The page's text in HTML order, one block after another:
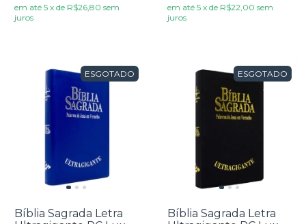
em até 5 x de R$26,80 sem
juros
em até 5 x de R$22,00 sem
juros
ESGOTADO
Bíblia Sagrada Letra
ESGOTADO
Bíblia Sagrada Letra